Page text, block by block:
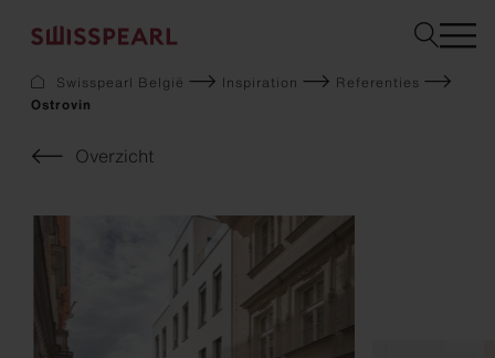
Bedrijf
Services
Gevel
Bouw
Swisspearl België Inspiration
Referenties
Ostrovin
Overzicht